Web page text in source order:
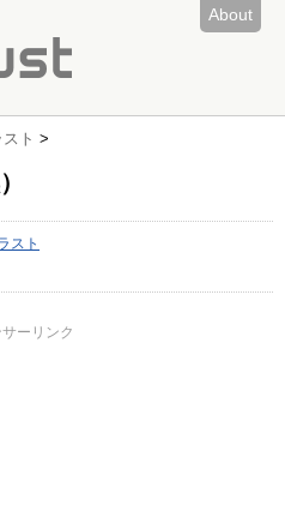
About
ト >
スト
ーリンク